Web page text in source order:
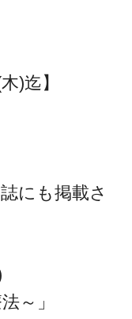
)迄】
にも掲載さ
～」